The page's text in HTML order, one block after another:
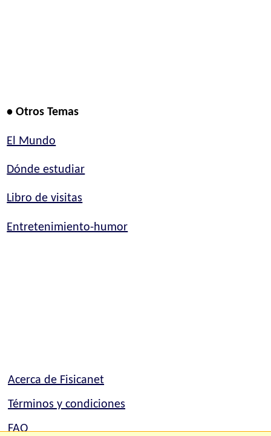
• Otros Temas
El Mundo
Dónde estudiar
Libro de visitas
Entretenimiento-humor
Acerca de Fisicanet
Términos y condiciones
FAQ